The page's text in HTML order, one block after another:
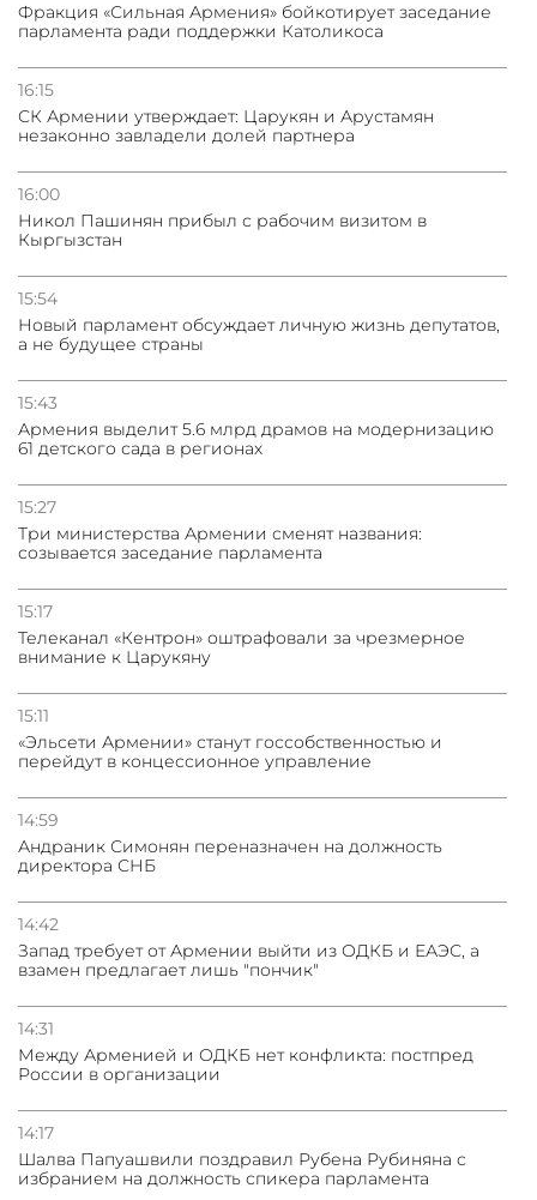
Фракция «Сильная Армения» бойкотирует заседание
парламента ради поддержки Католикоса
16:15
СК Армении утверждает: Царукян и Арустамян
незаконно завладели долей партнера
16:00
Никол Пашинян прибыл с рабочим визитом в
Кыргызстан
15:54
Новый парламент обсуждает личную жизнь депутатов,
а не будущее страны
15:43
Армения выделит 5.6 млрд драмов на модернизацию
61 детского сада в регионах
15:27
Три министерства Армении сменят названия:
созывается заседание парламента
15:17
Телеканал «Кентрон» оштрафовали за чрезмерное
внимание к Царукяну
15:11
«Эльсети Армении» станут госсобственностью и
перейдут в концессионное управление
14:59
Андраник Симонян переназначен на должность
директора СНБ
14:42
Запад требует от Армении выйти из ОДКБ и ЕАЭС, а
взамен предлагает лишь "пончик"
14:31
Между Арменией и ОДКБ нет конфликта: постпред
России в организации
14:17
Шалва Папуашвили поздравил Рубена Рубиняна с
избранием на должность спикера парламента